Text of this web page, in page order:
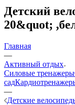
Детский
20&quot;
Главная
—
Активный отдых
Силовые тренажеры
сад
—
Детские